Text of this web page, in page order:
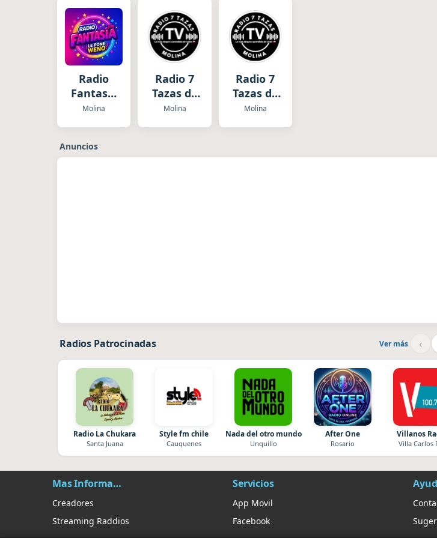
Radio
Fantasia
FM
Molina
Radio 7
Tazas de
Molina
Molina
Radio 7
Tazas de
Molina
Molina
Anuncios
Radios Patrocinadas Ver más ‹
Radio La Chukara
Santa Juana
Style fm chile
Cauquenes
Nada del otro mundo
Unquillo
After One
Rosario
Villanos
Villa Carlos
Mas Información
Creadores
Streaming Raddios
Servicios
App Movil
Facebook